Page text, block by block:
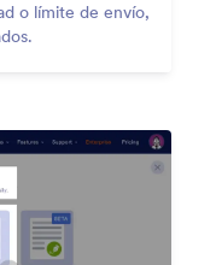
o límite de envío,